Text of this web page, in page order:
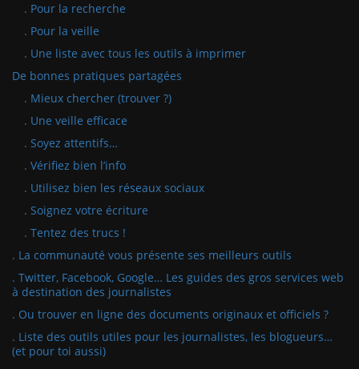
. Pour la recherche
. Pour la veille
. Une liste avec tous les outils à imprimer
De bonnes pratiques partagées
. Mieux chercher (trouver ?)
. Une veille efficace
. Soyez attentifs…
. Vérifiez bien l’info
. Utilisez bien les réseaux sociaux
. Soignez votre écriture
. Tentez des trucs !
. La communauté vous présente ses meilleurs outils
. Twitter, Facebook, Google… Les guides des gros services web
à destination des journalistes
. Ou trouver en ligne des documents originaux et officiels ?
. Liste des outils utiles pour les journalistes, les blogueurs…
(et pour toi aussi)